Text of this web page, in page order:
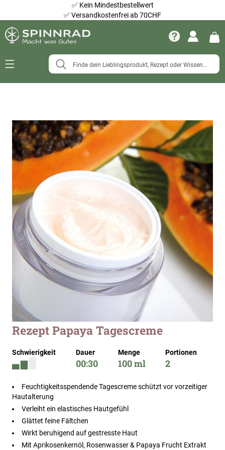
✅ Kein Mindestbestellwert
✅Versandkostenfrei ab 70CHF
Navigation
Zum
Ende
der
Bildergalerie
springen
Zum
Anfang
Bildergalerie
springen
Rezept Papaya Tagescreme
Schwierigkeit Dauer
00:30
Menge
100 ml
Portionen
2
Feuchtigkeitsspendende Tagescreme schützt vor vorzeitiger
Hautalterung
Verleiht ein elastisches Hautgefühl
Glättet feine Fältchen
Wirkt beruhigend auf gestresste Haut
Mit Aprikosenkernöl, Rosenwasser & Papaya Frucht Extrakt